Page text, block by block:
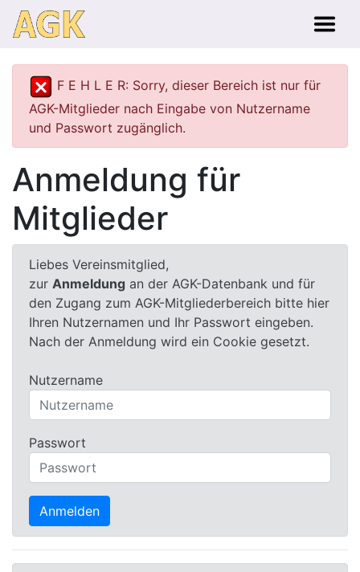
F E H L E R: Sorry, dieser Bereich ist nur für
AGK-Mitglieder nach Eingabe von Nutzername
und Passwort zugänglich.
Anmeldung für
Mitglieder
Liebes Vereinsmitglied,
zur Anmeldung an der AGK-Datenbank und für
den Zugang zum AGK-Mitgliederbereich bitte hier
Ihren Nutzernamen und Ihr Passwort eingeben.
Nach der Anmeldung wird ein Cookie gesetzt.
Nutzername
Passwort